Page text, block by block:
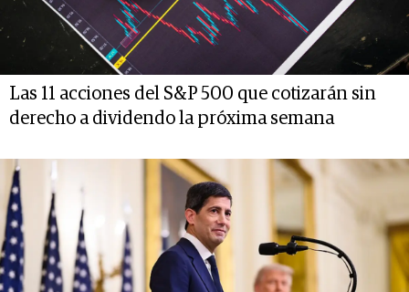
Las 11 acciones del S&P 500 que cotizarán sin
derecho a dividendo la próxima semana